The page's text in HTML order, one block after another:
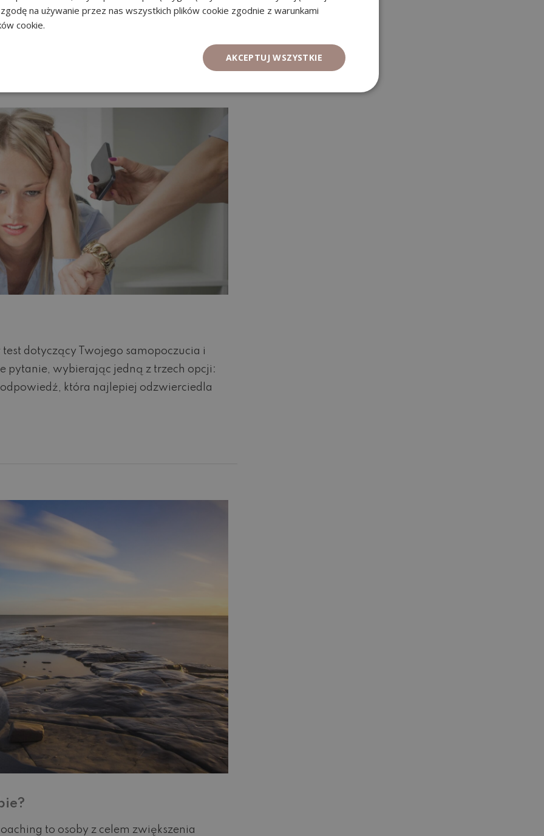
W tym kontekście, coaching […]
dotyczący Twojego samopoczucia i
pytanie, wybierając jedną z trzech opcji:
odpowiedź, która najlepiej odzwierciedla
to osoby z celem zwiększenia
na używanie przez nas wszystkich plików cookie zgodnie z warunkami
cookie.
AKCEPTUJ WSZYSTKIE